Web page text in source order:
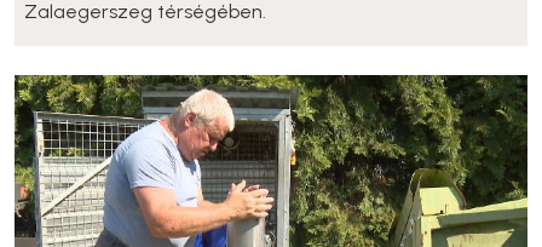
Zalaegerszeg térségében.